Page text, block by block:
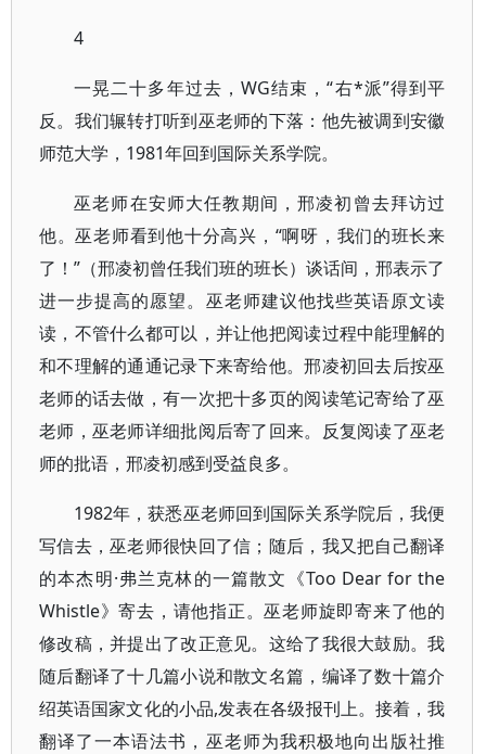
4
一晃二十多年过去，WG结束，“右*派”得到平
反。我们辗转打听到巫老师的下落：他先被调到安徽
师范大学，1981年回到国际关系学院。
巫老师在安师大任教期间，邢凌初曾去拜访过
他。巫老师看到他十分高兴，“啊呀，我们的班长来
了！”（邢凌初曾任我们班的班长）谈话间，邢表示了
进一步提高的愿望。巫老师建议他找些英语原文读
读，不管什么都可以，并让他把阅读过程中能理解的
和不理解的通通记录下来寄给他。邢凌初回去后按巫
老师的话去做，有一次把十多页的阅读笔记寄给了巫
老师，巫老师详细批阅后寄了回来。反复阅读了巫老
师的批语，邢凌初感到受益良多。
1982年，获悉巫老师回到国际关系学院后，我便
写信去，巫老师很快回了信；随后，我又把自己翻译
的本杰明·弗兰克林的一篇散文《Too Dear for the
Whistle》寄去，请他指正。巫老师旋即寄来了他的
修改稿，并提出了改正意见。这给了我很大鼓励。我
随后翻译了十几篇小说和散文名篇，编译了数十篇介
绍英语国家文化的小品,发表在各级报刊上。接着，我
翻译了一本语法书，巫老师为我积极地向出版社推